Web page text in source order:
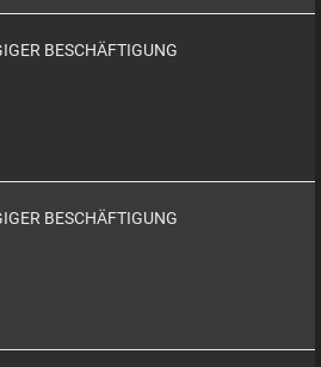
BESCHÄFTIGUNG
BESCHÄFTIGUNG